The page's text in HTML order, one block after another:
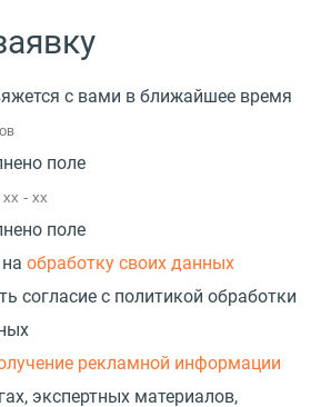
с вами в ближайшее время
поле
поле
обработку своих данных
согласие с политикой обработки
рекламной информации
экспертных материалов,